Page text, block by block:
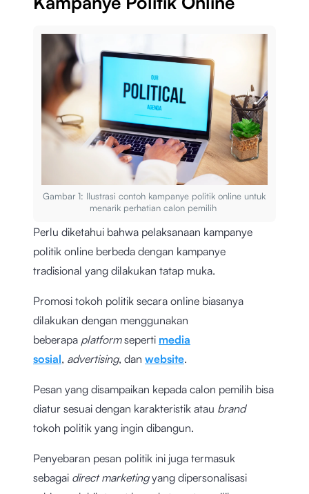
Gambar 1: Ilustrasi contoh kampanye politik online untuk
menarik perhatian calon pemilih
Perlu diketahui bahwa pelaksanaan kampanye
politik online berbeda dengan kampanye
tradisional yang dilakukan tatap muka.
Promosi tokoh politik secara online biasanya
dilakukan dengan menggunakan
beberapa platformseperti media
sosial, advertising, dan website.
Pesan yang disampaikan kepada calon pemilih bisa
diatur sesuai dengan karakteristik atau brand
tokoh politik yang ingin dibangun.
Penyebaran pesan politik ini juga termasuk
sebagai direct marketingyang dipersonalisasi